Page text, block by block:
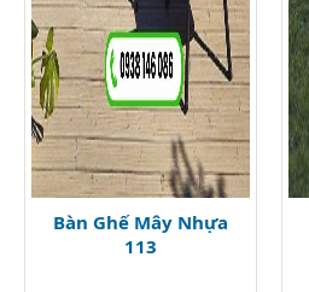
Bàn Ghế Mây Nhựa
113